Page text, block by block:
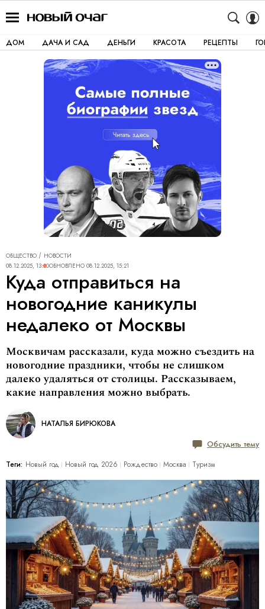
ДОМ ДАЧА И САД ДЕНЬГИ КРАСОТА РЕЦЕПТЫ
ОБЩЕСТВО
НОВОСТИ
08.12.2025, 13:20ОБНОВЛЕНО 08.12.2025, 15:21
Куда отправиться на
новогодние каникулы
недалеко от Москвы
Москвичам рассказали, куда можно съездить на
новогодние праздники, чтобы не слишком
далеко удаляться от столицы. Рассказываем,
какие направления можно выбрать.
НАТАЛЬЯ БИРЮКОВА
Обсудить тему
Теги: Новый год Новый год 2026 Рождество Москва Туризм